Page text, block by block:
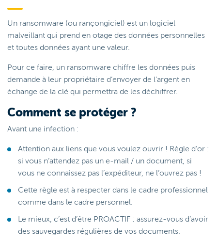
Un ransomware (ou rançongiciel) est un logiciel
malveillant qui prend en otage des données personnelles
et toutes données ayant une valeur.
Pour ce faire, un ransomware chiffre les données puis
demande à leur propriétaire d’envoyer de l’argent en
échange de la clé qui permettra de les déchiffrer.
Comment se protéger ?
Avant une infection :
Attention aux liens que vous voulez ouvrir ! Règle d’or :
si vous n’attendez pas un e-mail / un document, si
vous ne connaissez pas l’expéditeur, ne l’ouvrez pas !
Cette règle est à respecter dans le cadre professionnel
comme dans le cadre personnel.
Le mieux, c’est d’être PROACTIF : assurez-vous d’avoir
des sauvegardes régulières de vos documents.